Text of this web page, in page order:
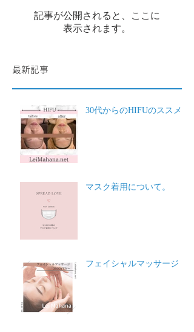
記事が公開されると、ここに
表示されます。
最新記事
30代からのHIFUのススメ
マスク着用について。
フェイシャルマッサージ